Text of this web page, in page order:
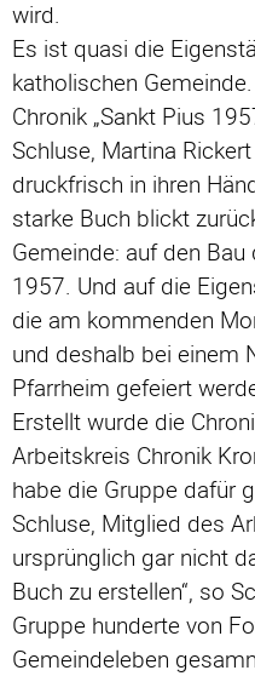
wird.
Es ist quasi die
katholischen
Chronik „Sankt Pius
Schluse, Martina
druckfrisch in ihren
starke Buch blickt
Gemeinde: auf den
1957. Und auf die
die am kommenden
und deshalb bei einem
Pfarrheim gefeiert
Erstellt wurde die
Arbeitskreis Chronik
habe die Gruppe dafür
Schluse, Mitglied des
ursprünglich gar nicht
Buch zu erstellen“, so
Gruppe hunderte von
Gemeindeleben